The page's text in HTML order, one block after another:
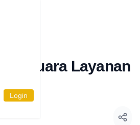
Login
Juara Layanan